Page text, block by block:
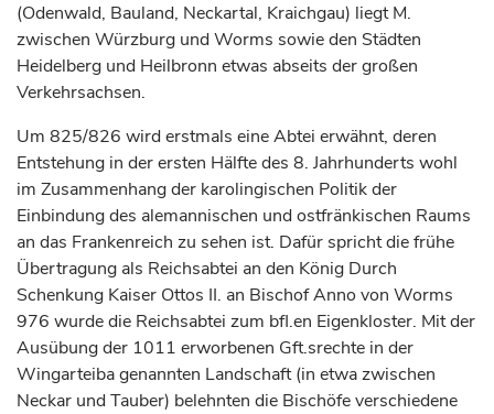
(Odenwald, Bauland, Neckartal, Kraichgau) liegt M.
zwischen Würzburg undWorms sowie den Städten
Heidelberg und Heilbronn etwas abseits der großen
Verkehrsachsen.
Um 825/826 wird erstmals eine Abtei erwähnt, deren
Entstehung in der ersten Hälfte des 8. Jahrhunderts wohl
im Zusammenhang der karolingischen Politik der
Einbindung des alemannischen und ostfränkischen Raums
an das Frankenreich zu sehen ist. Dafür spricht die frühe
Übertragung als Reichsabtei an den König Durch
Schenkung Kaiser Ottos II. an BischofAnno von Worms
976 wurde die Reichsabtei zum bfl.en Eigenkloster. Mit der
Ausübung der 1011 erworbenen Gft.srechte in der
Wingarteiba genannten Landschaft (in etwa zwischen
Neckar und Tauber) belehnten die Bischöfeverschiedene